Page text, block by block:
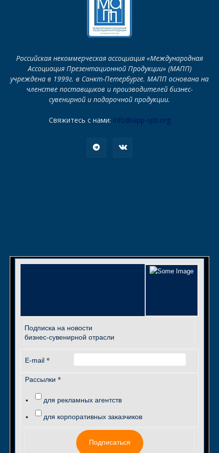
Российская некоммерческая ассоциация «Международная
Ассоциация Презентационной Продукции» (МАПП)
учреждена в 1999г. в Санкт-Петербурге. МАПП основана на
членстве поставщиков и производителей бизнес-
сувенирной и подарочной продукции.
Свяжитесь с нами: info@iapp-spb.org
Подписка на новости
бизнес-сувенирной отрасли
E-mail *
Рассылки *
для рекламных агентств
для корпоративных заказчиков
Подписаться